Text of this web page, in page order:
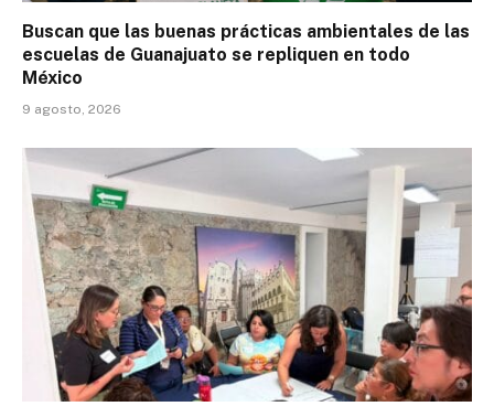
Buscan que las buenas prácticas ambientales de las
escuelas de Guanajuato se repliquen en todo
México
9 agosto, 2026